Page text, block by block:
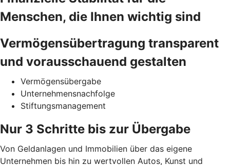
Menschen, die Ihnen wichtig sind
Vermögensübertragung transparent
und vorausschauend gestalten
Vermögensübergabe
Unternehmensnachfolge
Stiftungsmanagement
Nur 3 Schritte bis zur Übergabe
Von Geldanlagen und Immobilien über das eigene
Unternehmen bis hin zu wertvollen Autos, Kunst und